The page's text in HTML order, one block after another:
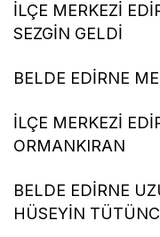
İLÇE MERKEZİ
SEZGİN GELDİ
BELDE EDİRNE
İLÇE MERKEZİ
ORMANKIRAN
BELDE EDİRNE
HÜSEYİN